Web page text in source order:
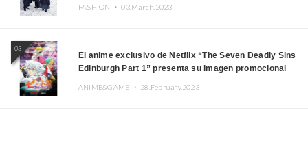
FASHION ・03.March.2023
03
El anime exclusivo de Netflix “The Seven Deadly Sins
Edinburgh Part 1” presenta su imagen promocional
ANIME&GAME ・ 28.February.2023